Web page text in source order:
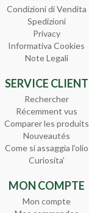
Condizioni di Vendita
Spedizioni
Privacy
Informativa Cookies
Note Legali
SERVICE CLIENT
Rechercher
Récemment vus
Comparer les produits
Nouveautés
Come si assaggia l'olio
Curiosita'
MON COMPTE
Mon compte